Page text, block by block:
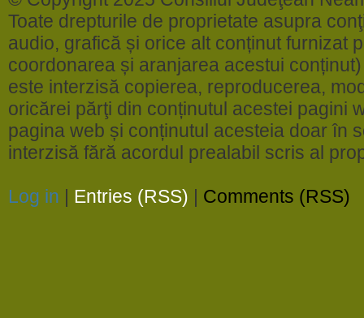
Toate drepturile de proprietate asupra
audio, grafică și orice alt conținut furnizat
coordonarea și aranjarea acestui
este interzisă copierea, reproducerea,
oricărei părţi din conținutul acestei pagini
pagina web și conținutul acesteia doar în
interzisă fără acordul prealabil scris al
Log in | Entries (RSS) | Comments (RSS)